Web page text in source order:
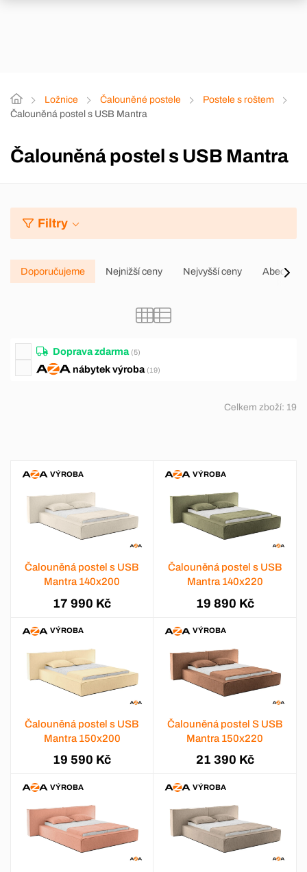
Ložnice Čalouněné postele
Postele s roštem
Čalouněná postel s USB Mantra
Čalouněná postel s USB Mantra
Filtry
Doporučujeme Nejnižší ceny Nejvyšší ceny Abecedně
Doprava zdarma (5)
nábytekvýroba (19)
Celkem zboží: 19
VÝROBA
Čalouněná postel s USB
Mantra 140x200
17 990 Kč
VÝROBA
Čalouněná postel s USB
Mantra 140x220
19 890 Kč
VÝROBA
Čalouněná postel s USB
Mantra 150x200
19 590 Kč
VÝROBA
Čalouněná postel S USB
Mantra 150x220
21 390 Kč
VÝROBA VÝROBA